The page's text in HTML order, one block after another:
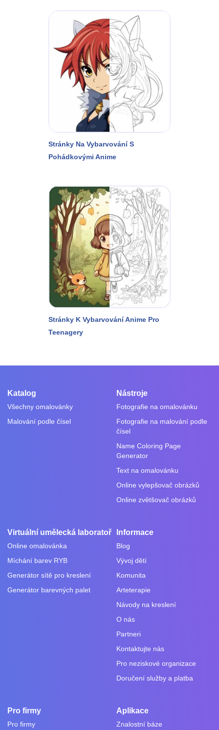
Stránky Na Vybarvování S
Pohádkovými Anime
Stránky K Vybarvování Anime Pro
Teenagery
Katalog
Všechny omalovánky
Malování podle čísel
Nástroje
Fotografie na omalovánku
Fotografie na malování podle
čísel
Name Coloring Page
Generator
Text na omalovánku
Online vylepšovač obrázků
Online zvětšovač obrázků
Virtuální umělecká laboratoř
Online omalovánka
Míchání barev RYB
Generátor sítě pro kreslení
Generátor barevných palet
Informace
Blog
Vývoj dětí
Komunita
Arteterapie
Návody na kreslení
O nás
Partneri
Kontaktujte nás
Pro neziskové organizace
Doručení služby a platba
Pro firmy
Pro firmy
Aplikace
Znalostní báze